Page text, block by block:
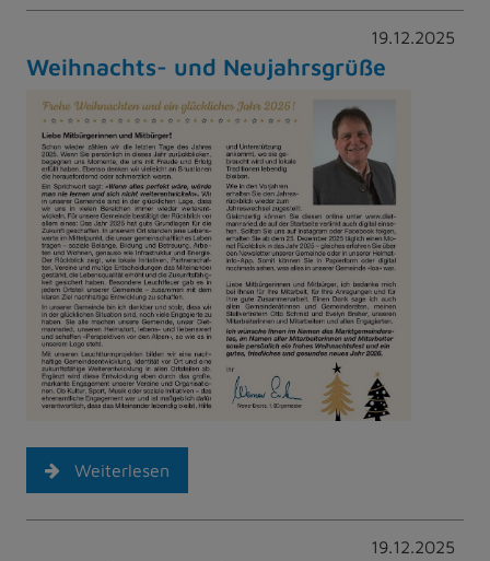
19.12.2025
Weihnachts- und Neujahrsgrüße
Weiterlesen
19.12.2025